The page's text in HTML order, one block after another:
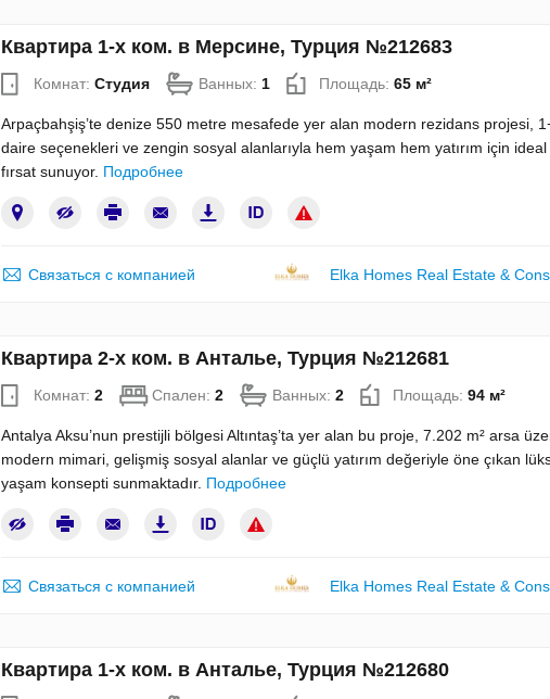
Квартира 1-х ком. в Мерсине, Турция №212683
Комнат: Студия Ванных: 1 Площадь: 65 м²
Arpaçbahşiş’te denize 550 metre mesafede yer alan modern rezidans projesi,
daire seçenekleri ve zengin sosyal alanlarıyla hem yaşam hem yatırım için
fırsat sunuyor. Подробнее
Связаться с компанией Elka Homes Real Estate &
Квартира 2-х ком. в Анталье, Турция №212681
Комнат: 2 Спален: 2 Ванных: 2 Площадь: 94 м²
Antalya Aksu’nun prestijli bölgesi Altıntaş’ta yer alan bu proje, 7.202 m² arsa
modern mimari, gelişmiş sosyal alanlar ve güçlü yatırım değeriyle öne çıkan
yaşam konsepti sunmaktadır. Подробнее
Связаться с компанией Elka Homes Real Estate &
Квартира 1-х ком. в Анталье, Турция №212680